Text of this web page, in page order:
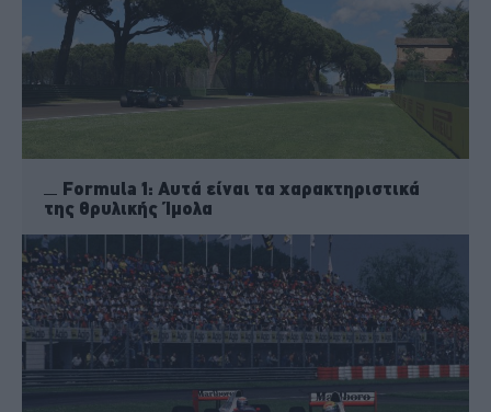
Formula 1: Αυτά είναι τα χαρακτηριστικά
της θρυλικής Ίμολα